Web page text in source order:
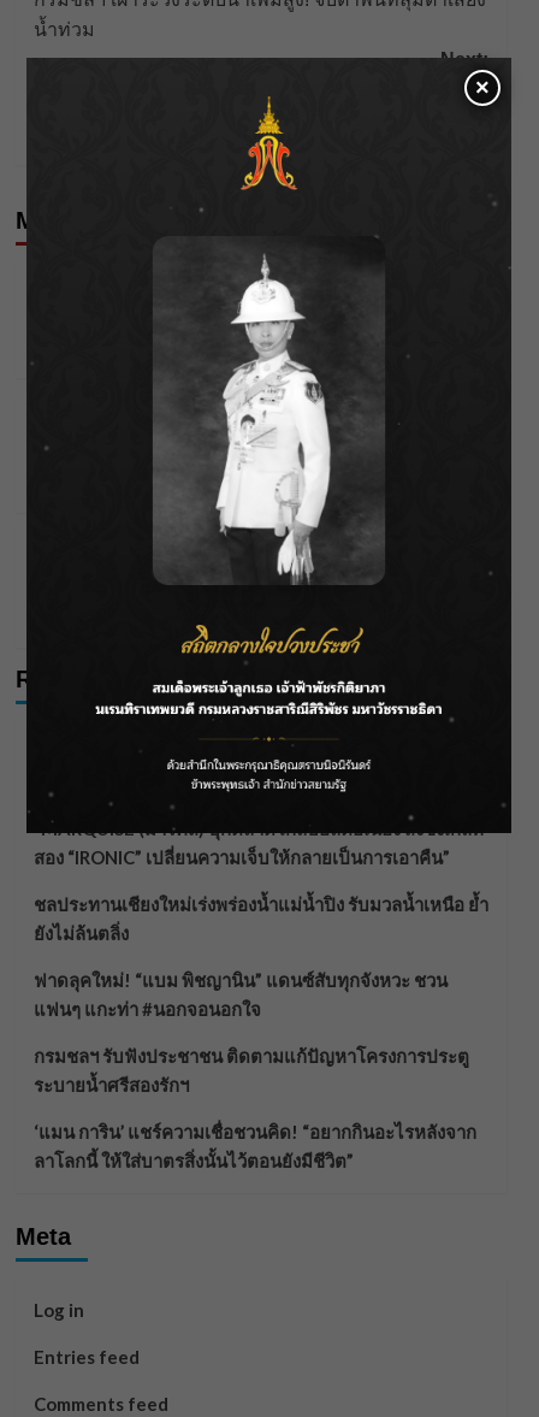
navigation
น้ำท่วม
Next:
“รมว.อรรถกร” กำชับกรมชลฯ เข้มคุมน้ำยม รับมือน้ำ
More Stories
กรมประมงฟื้น “บ้านธารทอง” จากป่าเสื่อมโทรม สู่
แหล่งโปรตีนยั่งยืนตามพระราชดำริ
ชลประทานเชียงใหม่เร่งพร่องน้ำแม่น้ำปิง รับมวลน้ำ
เหนือ ย้ำยังไม่ล้นตลิ่ง
กรมชลฯ รับฟังประชาชน ติดตามแก้ปัญหาโครงการ
ประตูระบายน้ำศรีสองรักฯ
Recent Posts
กรมประมงฟื้น “บ้านธารทอง” จากป่าเสื่อมโทรม สู่แหล่ง
โปรตีนยั่งยืนตามพระราชดำริ
“MARQUISE (มาร์คีส์) บุกตลาดโกลบอลต่อเนื่อง ส่งซิงเกิลที่
สอง “IRONIC” เปลี่ยนความเจ็บให้กลายเป็นการเอาคืน”
ชลประทานเชียงใหม่เร่งพร่องน้ำแม่น้ำปิง รับมวลน้ำเหนือ ย้ำ
ยังไม่ล้นตลิ่ง
ฟาดลุคใหม่! “แบม พิชญานิน” แดนซ์สับทุกจังหวะ ชวน
แฟนๆ แกะท่า #นอกจอนอกใจ
กรมชลฯ รับฟังประชาชน ติดตามแก้ปัญหาโครงการประตู
ระบายน้ำศรีสองรักฯ
‘แมน การิน’ แชร์ความเชื่อชวนคิด! “อยากกินอะไรหลังจาก
ลาโลกนี้ ให้ใส่บาตรสิ่งนั้นไว้ตอนยังมีชีวิต”
Meta
Log in
Entries feed
Comments feed
×